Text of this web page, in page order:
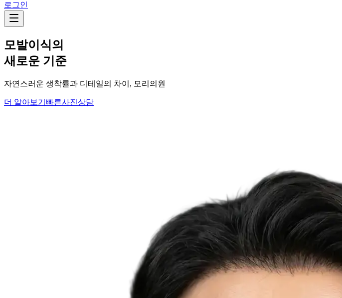
로그인
모발이식의
새로운 기준
자연스러운 생착률과 디테일의 차이, 모리의원
더 알아보기 빠른사진상담